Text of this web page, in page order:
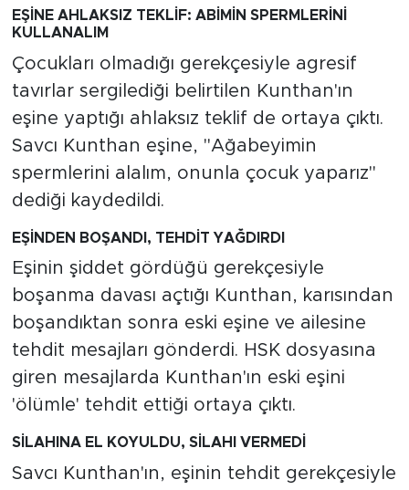
EŞİNE AHLAKSIZ TEKLİF: ABİMİN SPERMLERİNİ
KULLANALIM
Çocukları olmadığı gerekçesiyle agresif
tavırlar sergilediği belirtilen Kunthan'ın
eşine yaptığı ahlaksız teklif de ortaya çıktı.
Savcı Kunthan eşine, "Ağabeyimin
spermlerini alalım, onunla çocuk yaparız"
dediği kaydedildi.
EŞİNDEN BOŞANDI, TEHDİT YAĞDIRDI
Eşinin şiddet gördüğü gerekçesiyle
boşanma davası açtığı Kunthan, karısından
boşandıktan sonra eski eşine ve ailesine
tehdit mesajları gönderdi. HSK dosyasına
giren mesajlarda Kunthan'ın eski eşini
'ölümle' tehdit ettiği ortaya çıktı.
SİLAHINA EL KOYULDU, SİLAHI VERMEDİ
Savcı Kunthan'ın, eşinin tehdit gerekçesiyle